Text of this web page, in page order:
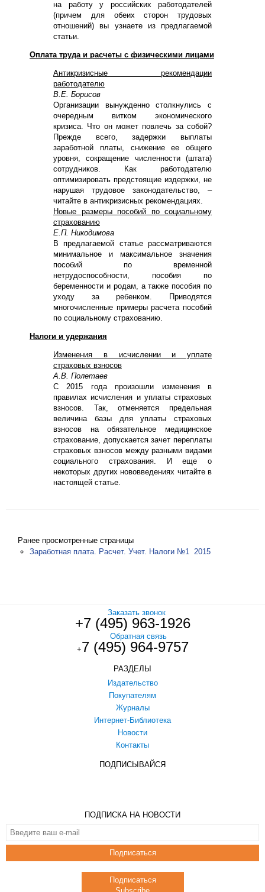
на работу у российских работодателей
(причем для обеих сторон трудовых
отношений) вы узнаете из предлагаемой
статьи.
Оплата труда и расчеты с физическими лицами
Антикризисные рекомендации
работодателю
В.Е. Борисов
Организации вынужденно столкнулись с
очередным витком экономического
кризиса. Что он может повлечь за собой?
Прежде всего, задержки выплаты
заработной платы, снижение ее общего
уровня, сокращение численности (штата)
сотрудников. Как работодателю
оптимизировать предстоящие издержки, не
нарушая трудовое законодательство, –
читайте в антикризисных рекомендациях.
Новые размеры пособий по социальному
страхованию
Е.П. Никодимова
В предлагаемой статье рассматриваются
минимальное и максимальное значения
пособий по временной
нетрудоспособности, пособия по
беременности и родам, а также пособия по
уходу за ребенком. Приводятся
многочисленные примеры расчета пособий
по социальному страхованию.
Налоги и удержания
Изменения в исчислении и уплате
страховых взносов
А.В. Полетаев
С 2015 года произошли изменения в
правилах исчисления и уплаты страховых
взносов. Так, отменяется предельная
величина базы для уплаты страховых
взносов на обязательное медицинское
страхование, допускается зачет переплаты
страховых взносов между разными видами
социального страхования. И еще о
некоторых других нововведениях читайте в
настоящей статье.
Ранее просмотренные страницы
Заработная плата. Расчет. Учет. Налоги №1 2015
Заказать звонок
+7 (495) 963-1926
Обратная связь
+7 (495) 964-9757
РАЗДЕЛЫ
Издательство
Покупателям
Журналы
Интернет-Библиотека
Новости
Контакты
ПОДПИСЫВАЙСЯ
ПОДПИСКА НА НОВОСТИ
Подписаться
Подписаться